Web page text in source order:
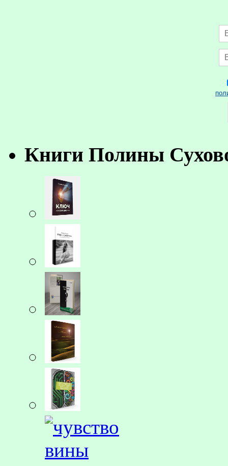
Книги Полины